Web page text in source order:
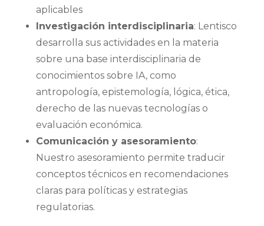
aplicables
Investigación interdisciplinaria: Lentisco
desarrolla sus actividades en la materia
sobre una base interdisciplinaria de
conocimientos sobre IA, como
antropología, epistemología, lógica, ética,
derecho de las nuevas tecnologías o
evaluación económica.
Comunicación y asesoramiento:
Nuestro asesoramiento permite traducir
conceptos técnicos en recomendaciones
claras para políticas y estrategias
regulatorias.